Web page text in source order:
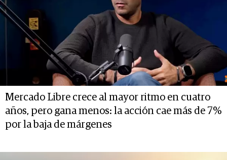
Mercado Libre crece al mayor ritmo en cuatro
años, pero gana menos: la acción cae más de 7%
por la baja de márgenes